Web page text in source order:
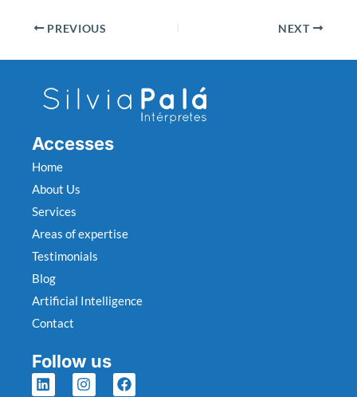
PREVIOUS NEXT
Accesses
Home
About Us
Services
Areas of expertise
Testimonials
Blog
Artificial Intelligence
Contact
Follow us
L
I
F